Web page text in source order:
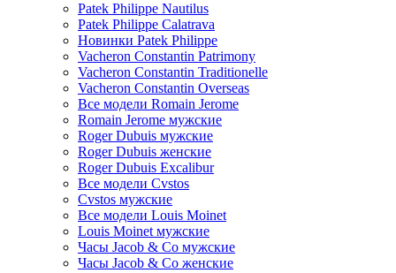
Patek Philippe Nautilus
Patek Philippe Calatrava
Новинки Patek Philippe
Vacheron Constantin Patrimony
Vacheron Constantin Traditionelle
Vacheron Constantin Overseas
Все модели Romain Jerome
Romain Jerome мужские
Roger Dubuis мужские
Roger Dubuis женские
Roger Dubuis Excalibur
Все модели Cvstos
Cvstos мужские
Все модели Louis Moinet
Louis Moinet мужские
Часы Jacob & Co мужские
Часы Jacob & Co женские